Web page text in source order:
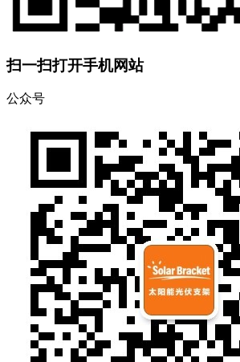
扫一扫打开手机网站
公众号